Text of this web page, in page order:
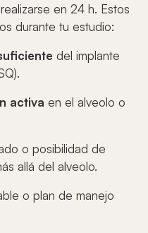
en 24 h. Estos
durante tu estudio:
del implante
activa en el alveolo o
o posibilidad de
allá del alveolo.
o plan de manejo